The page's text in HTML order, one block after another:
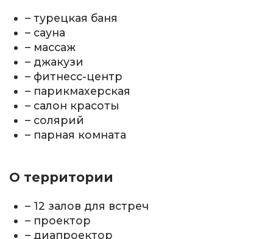
– турецкая баня
– сауна
– массаж
– джакузи
– фитнесс-центр
– парикмахерская
– салон красоты
– солярий
– парная комната
О территории
– 12 залов для встреч
– проектор
– диапроектор